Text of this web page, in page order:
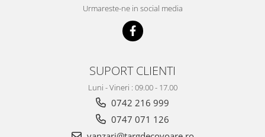
Urmareste-ne in social media
SUPORT CLIENTI
Luni - Vineri : 09.00 - 17.00
0742 216 999
0747 071 126